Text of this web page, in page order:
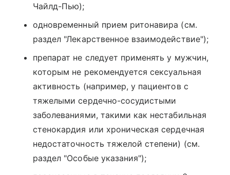
Чайлд-Пью);
одновременный прием ритонавира (см.
раздел "Лекарственное взаимодействие");
препарат не следует применять у мужчин,
которым не рекомендуется сексуальная
активность (например, у пациентов с
тяжелыми сердечно-сосудистыми
заболеваниями, такими как нестабильная
стенокардия или хроническая сердечная
недостаточность тяжелой степени) (см.
раздел "Особые указания");